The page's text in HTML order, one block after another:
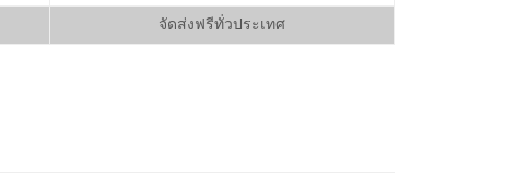
จัดส่งฟรีทั่วประเทศ